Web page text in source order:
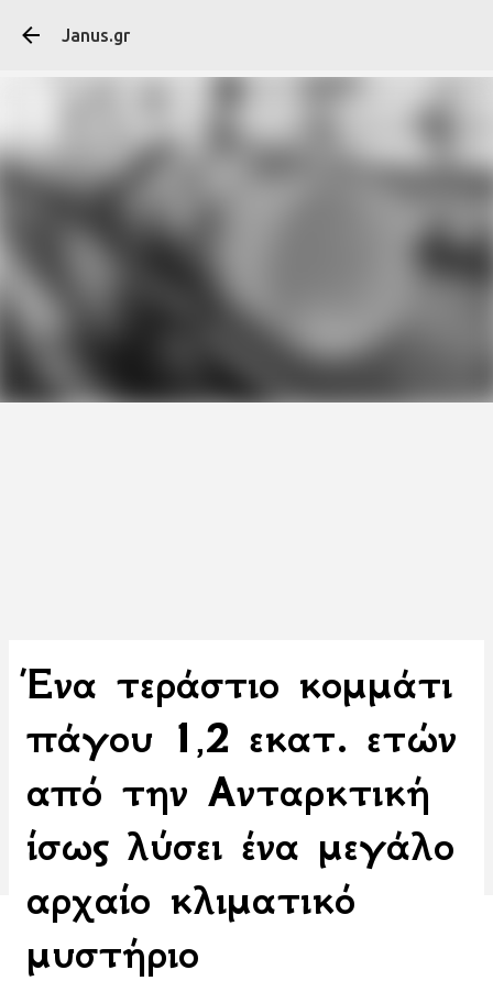
Janus.gr
Ένα τεράστιο κομμάτι
πάγου 1,2 εκατ. ετών
από την Ανταρκτική
ίσως λύσει ένα μεγάλο
αρχαίο κλιματικό
μυστήριο